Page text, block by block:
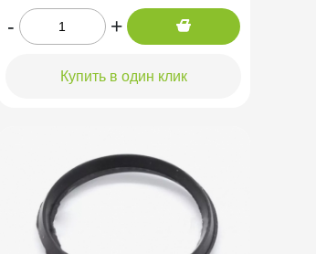
- +
Купить в один клик